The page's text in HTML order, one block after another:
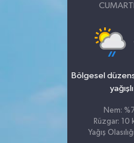
Bölgesel
yağışlı
Nem:
Rüzgar: 10
Yağış